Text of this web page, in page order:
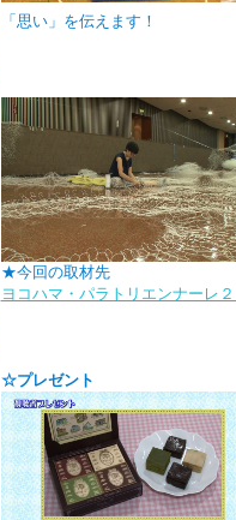
「思い」を伝えます！
★今回の取材先
ヨコハマ・パラトリエンナーレ２
☆プレゼント